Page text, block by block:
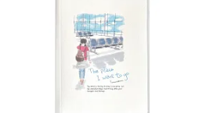
冒牌生(2)
城邦印書館(2)